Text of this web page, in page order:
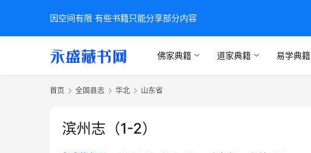
佛家典籍 道家典籍 易学典籍
首页 全国县志 华北 山东省
滨州志（1-2）
因空间有限 有些书籍只能分享部分内容